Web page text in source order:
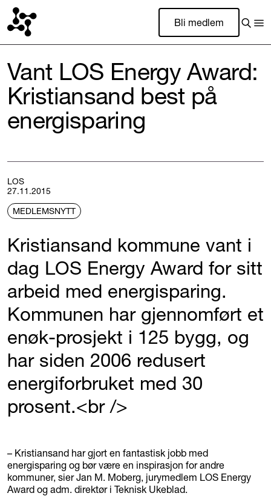
Bli medlem
Vant LOS Energy Award:
Kristiansand best på
energisparing
LOS
27.11.2015
MEDLEMSNYTT
Kristiansand kommune vant i
dag LOS Energy Award for sitt
arbeid med energisparing.
Kommunen har gjennomført et
enøk-prosjekt i 125 bygg, og
har siden 2006 redusert
energiforbruket med 30
prosent.<br />
– Kristiansand har gjort en fantastisk jobb med
energisparing og bør være en inspirasjon for andre
kommuner, sier Jan M. Moberg, jurymedlem LOS Energy
Award og adm. direktør i Teknisk Ukeblad.